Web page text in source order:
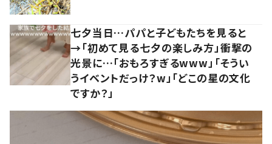
七夕当日…パパと子どもたちを見ると
→「初めて見る七夕の楽しみ方」衝撃の
光景に…「おもろすぎるwww」「そうい
うイベントだっけ？w」「どこの星の文化
ですか？」